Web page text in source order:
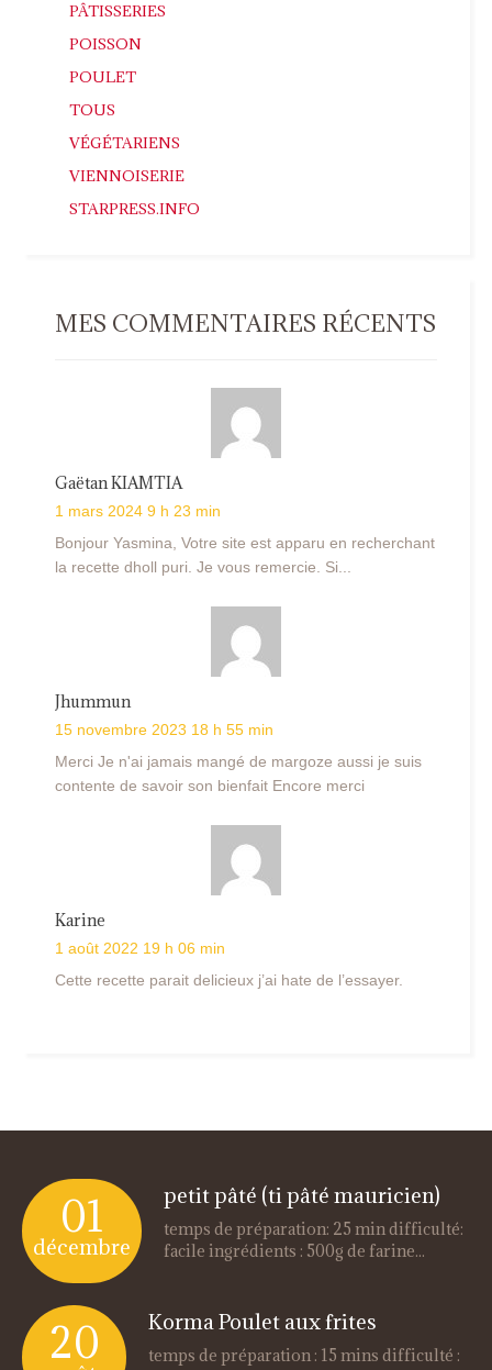
PÂTISSERIES
POISSON
POULET
TOUS
VÉGÉTARIENS
VIENNOISERIE
STARPRESS.INFO
MES COMMENTAIRES RÉCENTS
Gaëtan KIAMTIA
1 mars 2024 9 h 23 min
Bonjour Yasmina, Votre site est apparu en recherchant
la recette dholl puri. Je vous remercie. Si...
Jhummun
15 novembre 2023 18 h 55 min
Merci Je n'ai jamais mangé de margoze aussi je suis
contente de savoir son bienfait Encore merci
Karine
1 août 2022 19 h 06 min
Cette recette parait delicieux j’ai hate de l’essayer.
01
décembre
petit pâté (ti pâté mauricien)
temps de préparation: 25 min difficulté:
facile ingrédients : 500g de farine...
20 Korma Poulet aux frites
temps de préparation : 15 mins difficulté :